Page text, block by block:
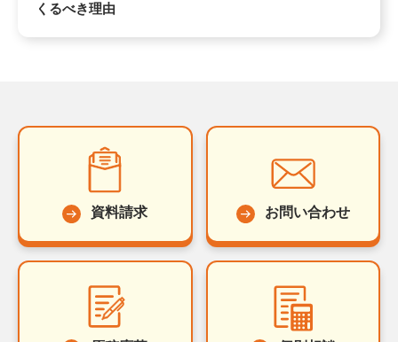
くるべき理由
資料請求 お問い合わせ